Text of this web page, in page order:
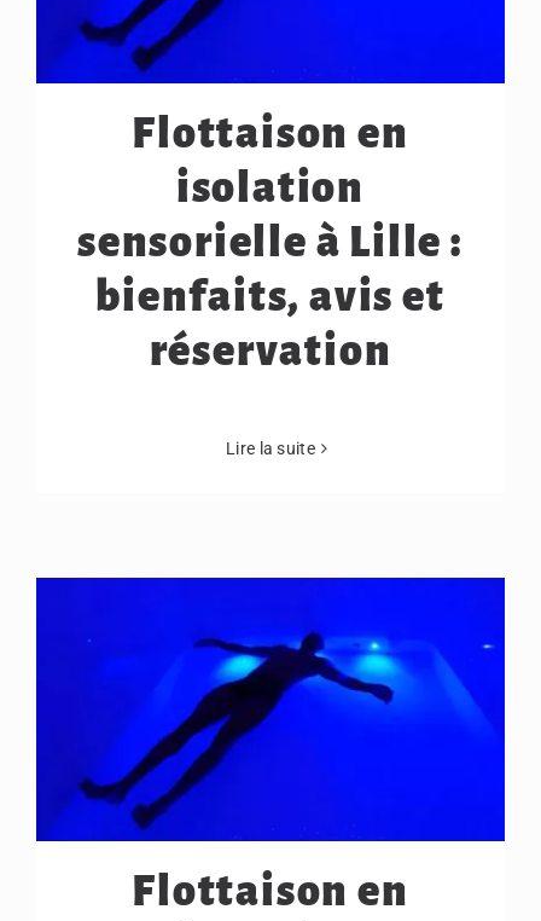
Flottaison en
isolation
sensorielle à Lille :
bienfaits, avis et
réservation
Lire la suite
Flottaison en